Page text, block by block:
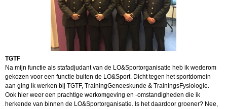
TGTF
Na mijn functie als stafadjudant van de LO&Sportorganisatie heb ik wederom
gekozen voor een functie buiten de LO&Sport. Dicht tegen het sportdomein
aan ging ik werken bij TGTF, TrainingGeneeskunde & TrainingsFysiologie.
Ook hier weer een prachtige werkomgeving en -omstandigheden die ik
herkende van binnen de LO&Sportorganisatie. Is het daardoor groener? Nee,